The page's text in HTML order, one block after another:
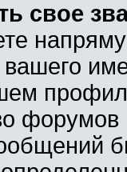
свое
вашего
форумов